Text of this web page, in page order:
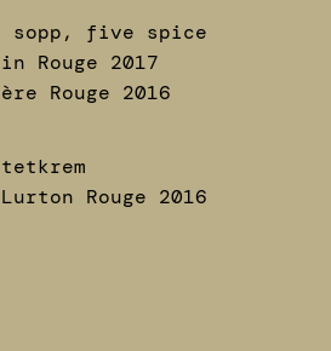
sopp, five spice
Rouge 2017
Rouge 2016
Rouge 2016